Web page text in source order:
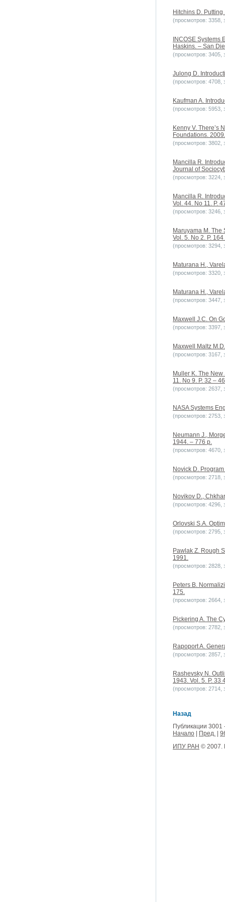
Hitchins D.
(просмотров: 3358,
INCOSE
Haskins. – San
(просмотров: 3405,
Julong D.
(просмотров: 4708,
Kaufman A.
(просмотров: 5953,
Kenny V. There’s
Foundations.
(просмотров: 3802,
Mancilla R.
Journal of
(просмотров: 3224,
Mancilla R.
Vol. 44. No 11. P.
(просмотров: 3246,
Maruyama M.
Vol. 5. No 2. P.
(просмотров: 3294,
Maturana H.,
(просмотров: 3320,
Maturana H.,
(просмотров: 3447,
Maxwell J.C. On
(просмотров: 3397,
Maxwell Maltz
(просмотров: 3167,
Muller K. The
11. No 9. P. 32 –
(просмотров: 2637,
NASA Systems
(просмотров: 2753,
Neumann J.,
1944. – 776 p.
(просмотров: 4670,
Novick D.
(просмотров: 2718,
Novikov D.,
(просмотров: 4296,
Orlovski S.A.
(просмотров: 2795,
Pawlak Z. Rough
1991.
(просмотров: 2828,
Peters B.
175.
(просмотров: 2664,
Pickering A. The
(просмотров: 2782,
Rapoport A.
(просмотров: 2857,
Rashevsky N.
1943. Vol. 5. P. 33
(просмотров: 2714,
Назад
Публикации 3001
Начало
Пред.
ИПУ РАН © 2007.